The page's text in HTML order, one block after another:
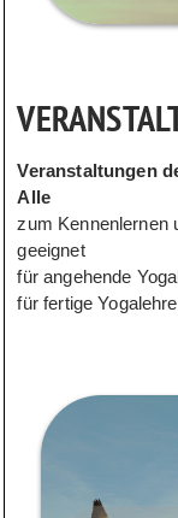
Veranstaltungen
Alle
zum Kennenlernen
geeignet
für angehende
für fertige